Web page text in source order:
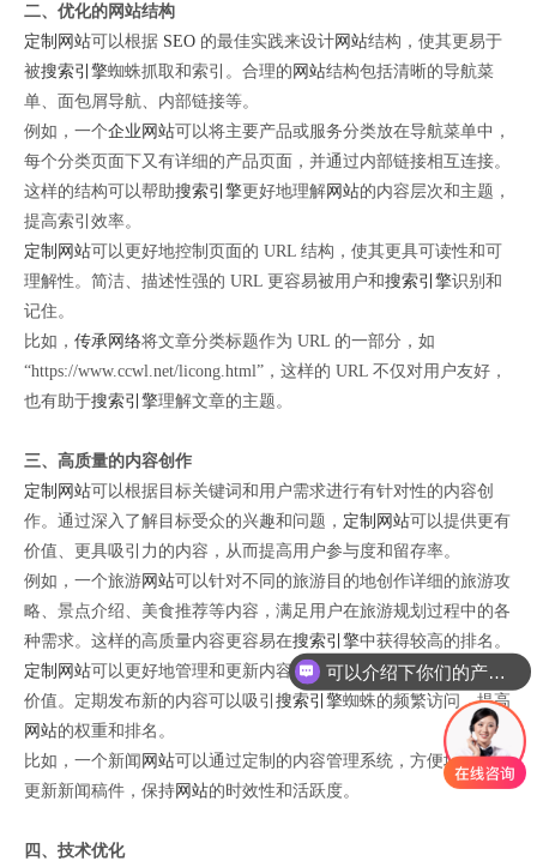
二、优化的网站结构
定制网站可以根据 SEO 的最佳实践来设计网站结构，使其更易于
被搜索引擎蜘蛛抓取和索引。合理的 网站结构包括清晰的导航菜
单、面包屑导航、内部链接等。
例如，一个企业网站可以将主要产品或服务分类放在导航菜单中，
每个分类页面下又有详细的产品页面，并通过内部链接相互连接。
这样的结构可以帮助搜索引擎更好地理解网站的内容层次和主题，
提高索引效率。
定制网站可以更好地控制页面的 URL 结构，使其更具可读性和可
理解性。简洁、描述性强的 URL 更容易被用户和搜索引擎识别和
记住。
比如， 传承网络将文章分类标题作为 URL 的一部分，如
“https://www.ccwl.net/licong.html”，这样的 URL 不仅对用户友好，
也有助于搜索引擎理解文章的主题。
三、高质量的内容创作
定制网站可以根据目标关键词和用户需求进行有针对性的内容创
作。通过深入了解目标受众的兴趣和问题， 定制网站可以提供更有
价值、更具吸引力的内容，从而提高用户参与度和留存率。
例如，一个旅游网站可以针对不同的旅游目的地创作详细的旅游攻
略、景点介绍、美食推荐等内容，满足用户在旅游规划过程中的各
种需求。这样的高质量内容更容易在搜索引擎中获得较高的排名。
定制网站可以更好地管理和更新内容，确保网站始终保持新鲜和有
价值。定期发布新的内容可以吸引 搜索引擎蜘蛛的频繁访问，提高
网站的权重和排名。
比如，一个新闻 网站可以通过定制的内容管理系统，方便地发布和
更新新闻稿件，保持网站的时效性和活跃度。
四、技术优化
可以介绍下你们的产品么